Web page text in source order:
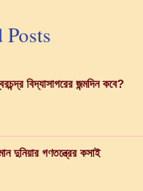
Posts
বিদ্যাসাগরের জন্মদিন কবে?
দুনিয়ার গণতন্ত্রের কসাই